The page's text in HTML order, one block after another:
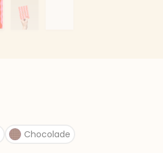
Chocolade